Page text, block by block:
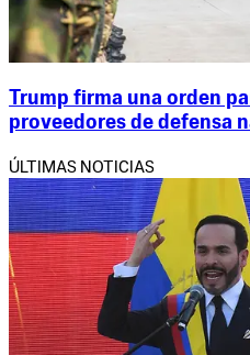
Trump firma una orden
proveedores de defensa
ÚLTIMAS NOTICIAS